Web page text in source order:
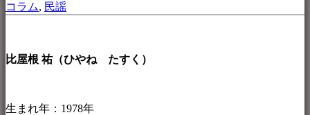
コラム, 民謡
比屋根 祐（ひやね たすく）
生まれ年：1978年